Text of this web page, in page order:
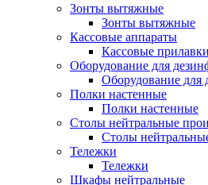
Зонты вытяжные
Зонты вытяжные
Кассовые аппараты
Кассовые прилавки
Оборудование для
Оборудование для
Полки настенные
Полки настенные
Столы нейтральные
Столы
Тележки
Тележки
Шкафы нейтральные